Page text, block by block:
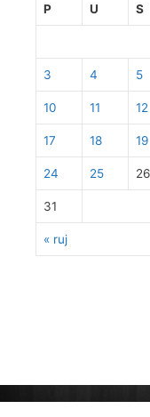
P U S
« ruj
3 4 5
10 11 12
17 18 19
24 25 26
31